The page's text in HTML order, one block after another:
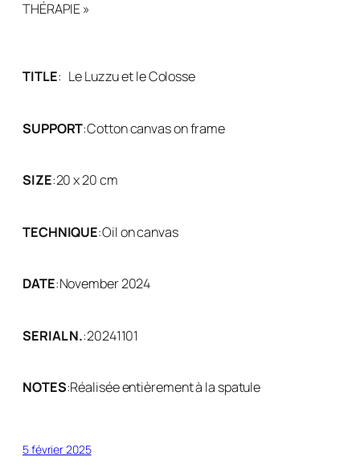
THÉRAPIE »
TITLE: Le Luzzu et le Colosse
SUPPORT:Cotton canvas on frame
SIZE:20 x 20 cm
TECHNIQUE:Oil on canvas
DATE:November 2024
SERIAL N.:20241101
NOTES:Réalisée entièrement à la spatule
5 février 2025